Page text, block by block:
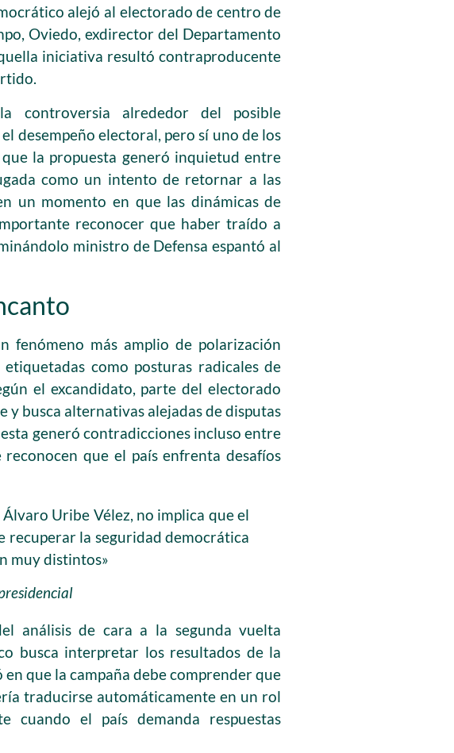
alejó al electorado de centro de
Oviedo, exdirector del Departamento
iniciativa resultó contraproducente
controversia alrededor del posible
desempeño electoral, pero sí uno de los
la propuesta generó inquietud entre
como un intento de retornar a las
un momento en que las dinámicas de
reconocer que haber traído a
ministro de Defensa espantó al
fenómeno más amplio de polarización
como posturas radicales de
el excandidato, parte del electorado
busca alternativas alejadas de disputas
generó contradicciones incluso entre
que el país enfrenta desafíos
Uribe Vélez, no implica que el
recuperar la seguridad democrática
muy distintos»
análisis de cara a la segunda vuelta
busca interpretar los resultados de la
que la campaña debe comprender que
traducirse automáticamente en un rol
cuando el país demanda respuestas